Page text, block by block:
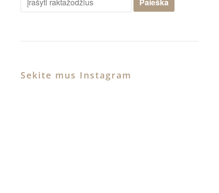
Sekite mus Instagram